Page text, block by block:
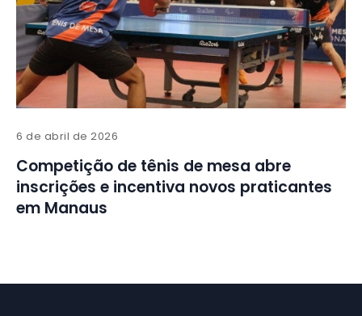
6 de abril de 2026
Competição de tênis de mesa abre
inscrições e incentiva novos praticantes
em Manaus